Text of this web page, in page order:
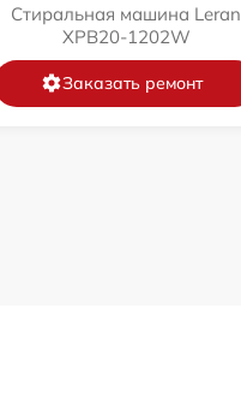
Стиральная машина Leran
XPB20-1202W
Заказать ремонт